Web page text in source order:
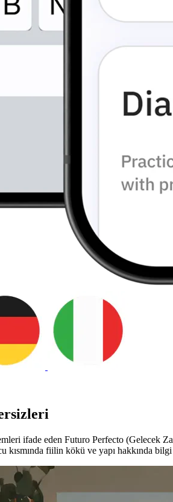
ifade eden Futuro Perfecto (Gelecek
fiilin kökü ve yapı hakkında